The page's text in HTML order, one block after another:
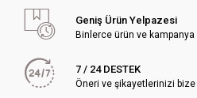
Geniş Ürün Yelpazesi
Binlerce ürün ve
7 / 24 DESTEK
Öneri ve şikayetlerinizi